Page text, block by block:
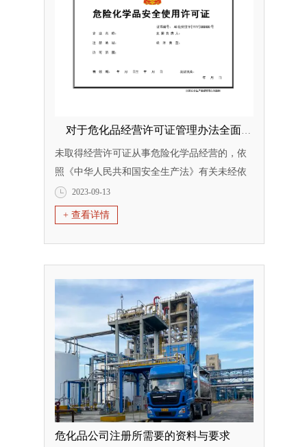
对于危化品经营许可证管理办法全面解读
未取得经营许可证从事危险化学品经营的，依
照《中华人民共和国安全生产法》有关未经依
法批准擅自生产、经营、储存危险物品的法律
责任条款并处罚款;构成犯罪的，依法追究刑事
责任。企业在经营许可证有效期届满后，仍然
从事危险化学品经营的，依照前款规定给予处
罚。 申请危化品经营许可证的条件：
第六条从事危险化学品经营的单位（以...
2023-09-13
+ 查看详情
危化品公司注册所需要的资料与要求